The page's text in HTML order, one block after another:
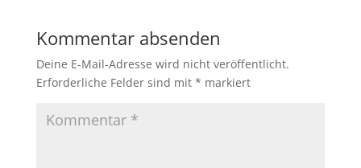
Kommentar absenden
Deine E-Mail-Adresse wird nicht veröffentlicht.
Erforderliche Felder sind mit * markiert